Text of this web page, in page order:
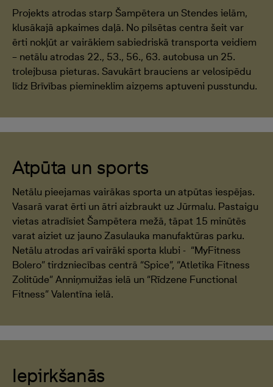
Projekts atrodas starp Šampētera un Stendes ielām,
klusākajā apkaimes daļā. No pilsētas centra šeit var
ērti nokļūt ar vairākiem sabiedriskā transporta veidiem
– netālu atrodas 22., 53., 56., 63. autobusa un 25.
trolejbusa pieturas. Savukārt brauciens ar velosipēdu
līdz Brīvības piemineklim aizņems aptuveni pusstundu.
Atpūta un sports
Netālu pieejamas vairākas sporta un atpūtas iespējas.
Vasarā varat ērti un ātri aizbraukt uz Jūrmalu. Pastaigu
vietas atradīsiet Šampētera mežā, tāpat 15 minūtēs
varat aiziet uz jauno Zasulauka manufaktūras parku.
Netālu atrodas arī vairāki sporta klubi - “MyFitness
Bolero” tirdzniecības centrā “Spice”, “Atletika Fitness
Zolitūde” Anniņmuižas ielā un “Rīdzene Functional
Fitness” Valentīna ielā.
Iepirkšanās